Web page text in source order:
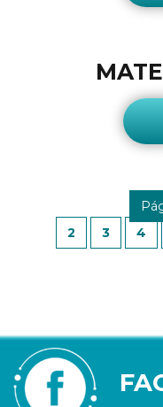
2
3 4